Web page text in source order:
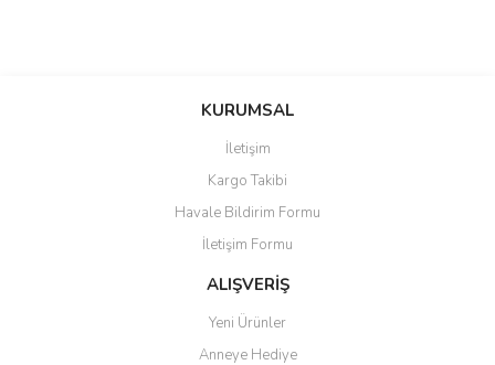
KURUMSAL
İletişim
Kargo Takibi
Havale Bildirim Formu
İletişim Formu
ALIŞVERİŞ
Yeni Ürünler
Anneye Hediye